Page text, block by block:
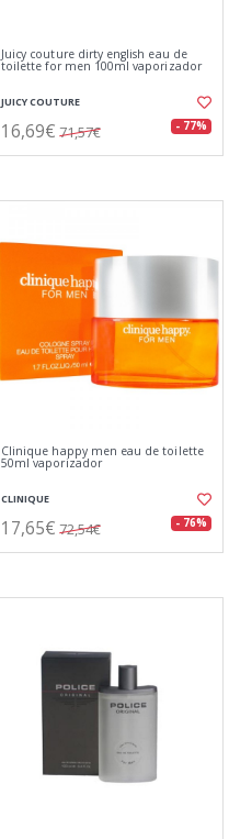
Juicy couture dirty english eau de
toilette for men 100ml vaporizador
JUICY COUTURE
16,69€ 71,57€ - 77%
Clinique happy men eau de toilette
50ml vaporizador
CLINIQUE
17,65€ 72,54€ - 76%